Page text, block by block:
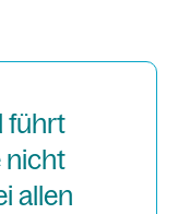
führt
nicht
allen